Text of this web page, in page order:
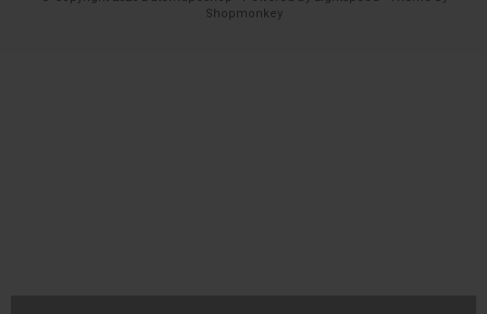
Shopmonkey